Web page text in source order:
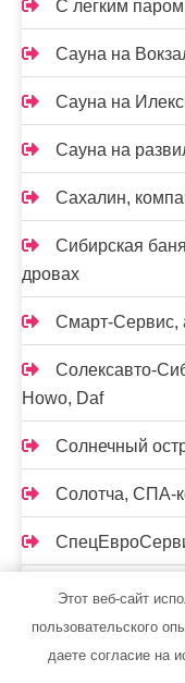
С легким
Сауна на
Сауна на
Сауна на
Сахалин,
Сибирская
дровах
Смарт-Сервис,
Солексавто-
Howo, Daf
Солнечный
Солотча, СПА-
Станция
Старый
Этот веб-сайт
пользовательского
даете согласие на